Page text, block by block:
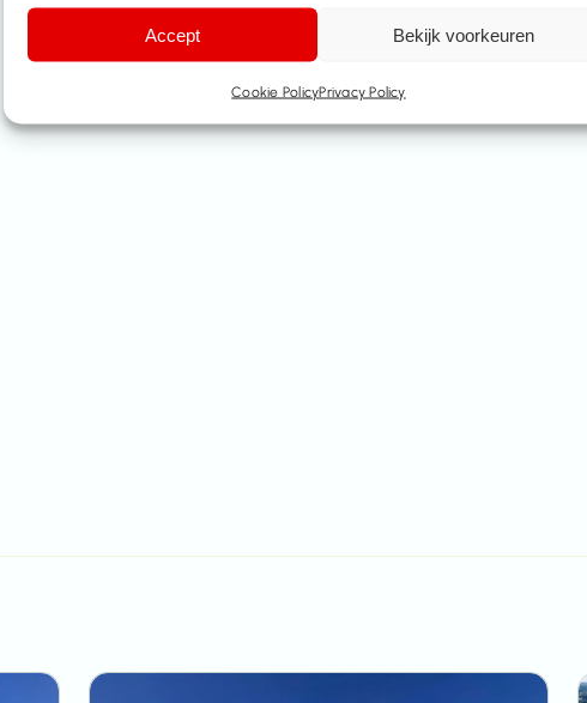
Accept Bekijk voorkeuren
Cookie PolicyPrivacy Policy